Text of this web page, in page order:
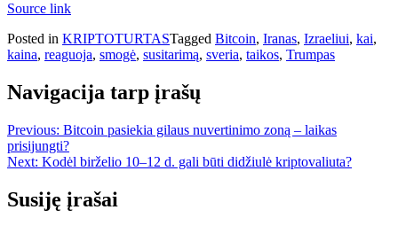
Source link
Posted in KRIPTOTURTASTagged Bitcoin, Iranas, Izraeliui, kai,
kaina, reaguoja, smogė, susitarimą, sveria, taikos, Trumpas
Navigacija tarp įrašų
Previous: Bitcoin pasiekia gilaus nuvertinimo zoną – laikas
prisijungti?
Next: Kodėl birželio 10–12 d. gali būti didžiulė kriptovaliuta?
Susiję įrašai